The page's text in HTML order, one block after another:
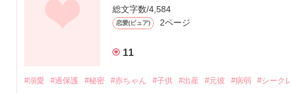
総文字数/4,584
恋愛(ピュア) 2ページ
11
#溺愛 #過保護 #秘密 #赤ちゃん #子供 #出産 #元彼 #病弱 #シーク